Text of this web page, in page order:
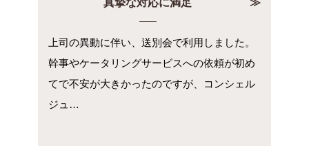
真摯な対応に満足
上司の異動に伴い、送別会で利用しました。
幹事やケータリングサービスへの依頼が初め
てで不安が大きかったのですが、コンシェル
ジュ…